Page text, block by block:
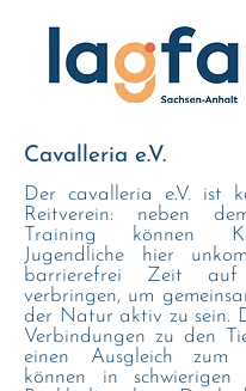
Cavalleria e.V.
Der cavalleria e.V. ist
Reitverein: neben
Training können
Jugendliche hier
barrierefrei Zeit
verbringen, um
der Natur aktiv zu sein.
Verbindungen zu den
einen Ausgleich
können in schwierigen